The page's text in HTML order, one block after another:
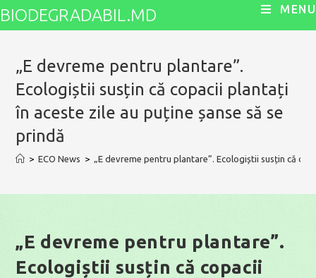
Skip
BIODEGRADABIL.MD MENU
„E devreme pentru plantare”.
Ecologiștii susțin că copacii plantați
în aceste zile au puține șanse să se
prindă
> ECO News > „E devreme pentru plantare”. Ecologiștii susțin că
„E devreme pentru plantare”.
Ecologiștii susțin că copacii